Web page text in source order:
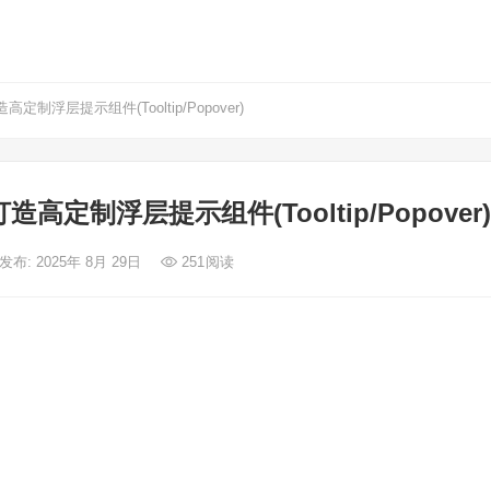
高定制浮层提示组件(Tooltip/Popover)
高定制浮层提示组件(Tooltip/Popover)
发布: 2025年 8月 29日 251阅读